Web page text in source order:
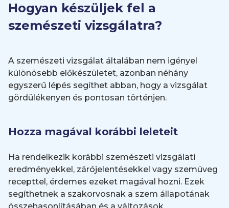
Hogyan készüljek fel a
szemészeti vizsgálatra?
A szemészeti vizsgálat általában nem igényel
különösebb előkészületet, azonban néhány
egyszerű lépés segíthet abban, hogy a vizsgálat
gördülékenyen és pontosan történjen.
Hozza magával korábbi leleteit
Ha rendelkezik korábbi szemészeti vizsgálati
eredményekkel, zárójelentésekkel vagy szemüveg
recepttel, érdemes ezeket magával hozni. Ezek
segíthetnek a szakorvosnak a szem állapotának